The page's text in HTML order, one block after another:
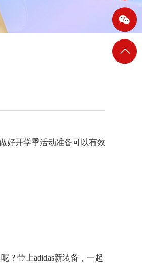
好开学季活动准备可以有效
？带上adidas新装备，一起